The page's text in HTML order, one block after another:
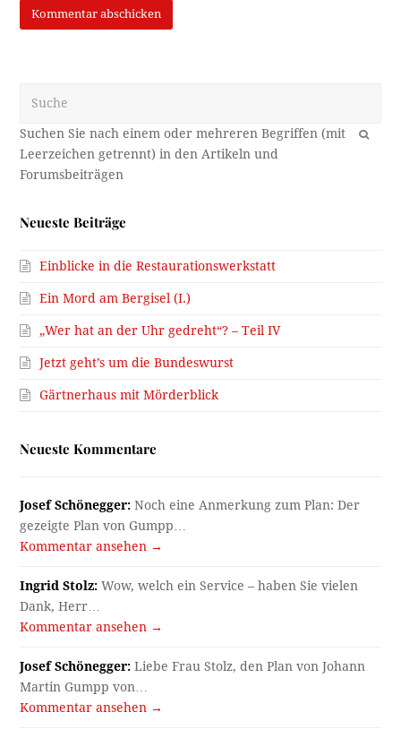
OK
Neueste Beiträge
Einblicke in die Restaurationswerkstatt
Ein Mord am Bergisel (I.)
„Wer hat an der Uhr gedreht“? – Teil IV
Jetzt geht’s um die Bundeswurst
Gärtnerhaus mit Mörderblick
Neueste Kommentare
Josef Schönegger: Noch eine Anmerkung zum Plan: Der
gezeigte Plan von Gumpp…
Kommentar ansehen →
Ingrid Stolz: Wow, welch ein Service – haben Sie vielen
Dank, Herr…
Kommentar ansehen →
Josef Schönegger: Liebe Frau Stolz, den Plan von Johann
Martin Gumpp von…
Kommentar ansehen →